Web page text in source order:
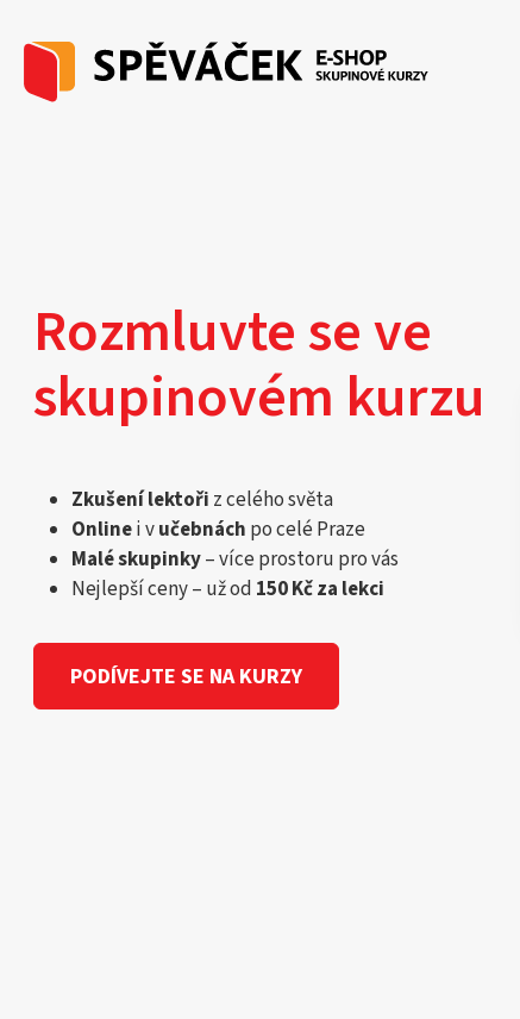
Rozmluvte se ve
skupinovém kurzu
Zkušení lektoři z celého světa
Onlinei vučebnách po celé Praze
Malé skupinky– více prostoru pro vás
Nejlepší ceny – už od 150 Kč za lekci
PODÍVEJTE SE NA KURZY